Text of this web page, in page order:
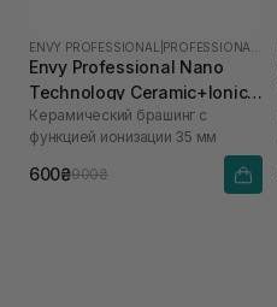
ENVY PROFESSIONAL
Envy Professional Nano
Technology Ceramic+Ionic
Brush 35 mm
Керамический брашинг с
функцией ионизации 35 мм
600₴900₴